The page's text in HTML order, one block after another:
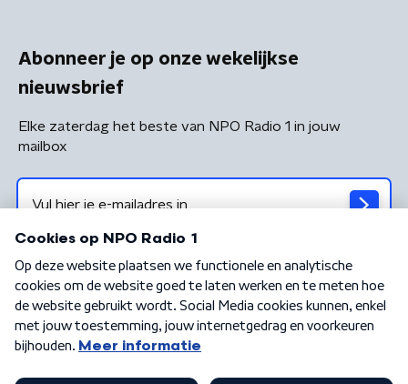
Abonneer je op onze wekelijkse
nieuwsbrief
Elke zaterdag het beste van NPO Radio 1 in jouw
mailbox
Algemene voorwaarden